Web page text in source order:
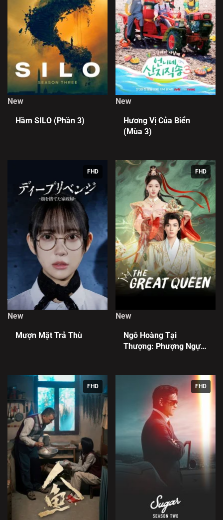
New
Hầm SILO (Phần 3)
New
Hương Vị Của Biển
(Mùa 3)
FHD
New
Mượn Mặt Trả Thù
FHD
New
Ngô Hoàng Tại
Thượng: Phượng Ngự
FHD FHD